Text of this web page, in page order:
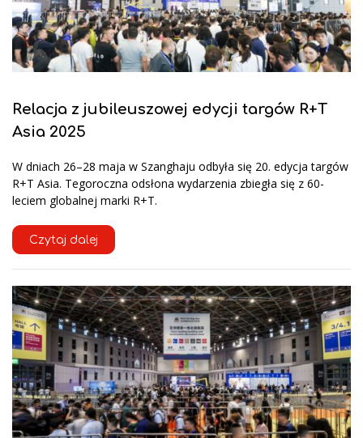
Relacja z jubileuszowej edycji targów R+T
Asia 2025
W dniach 26–28 maja w Szanghaju odbyła się 20. edycja targów
R+T Asia. Tegoroczna odsłona wydarzenia zbiegła się z 60-
leciem globalnej marki R+T.
Czytaj dalej